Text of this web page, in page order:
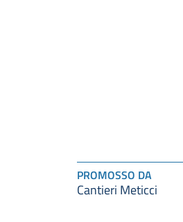
PROMOSSO DA
Cantieri Meticci